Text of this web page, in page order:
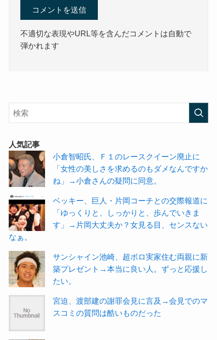
不適切な表現やURL等を含んだコメントは自動で
弾かれます
人気記事
小倉智昭氏、Ｆ１のレースクイーン廃止に
「女性の美しさを求めるのもダメなんですか
ね」→小倉さんの疑問に同意。
ベッキー、巨人・片岡コーチとの交際報道に
「ゆっくりと、しっかりと、歩んでいきま
す」→片岡大丈夫か？女見る目、センスない
なぁ。
サンシャイン池崎、超ボロ実家住む両親に新
築プレゼント→本当に良い人。ずっと応援し
たい。
宮迫、渡部建の謝罪会見に言及→会見でのマ
スコミの質問は酷いものだった